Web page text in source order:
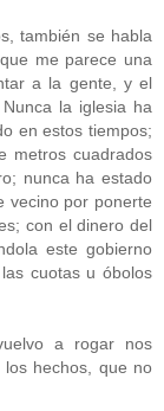
también se habla
me parece una
a la gente, y el
la iglesia ha
en estos tiempos;
metros cuadrados
nunca ha estado
vecino por ponerte
con el dinero del
este gobierno
cuotas u óbolos
a rogar nos
hechos, que no